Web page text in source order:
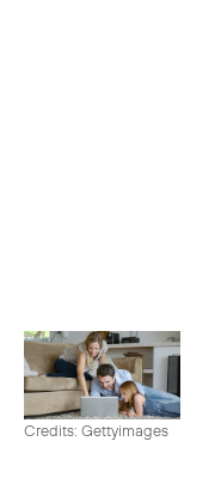
Credits: Gettyimages